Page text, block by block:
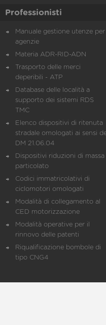
Professionisti
Manuale gestione utenze per
agenzie
Materia ADR-RID-ADN
Trasporto delle merci
deperibili - ATP
Database delle località a
supporto dei sistemi RDS
TMC
Elenco dispositivi di ritenuta
stradale omologati ai sensi
DM 21.06.04
Dispositivi riduzioni di massa
particolato
Codici immatricolativi di
ciclomotori omologati
Modalità di collegamento al
CED motorizzazione
Modalità operative per il
rinnovo delle patenti
Riqualificazione bombole di
tipo CNG4